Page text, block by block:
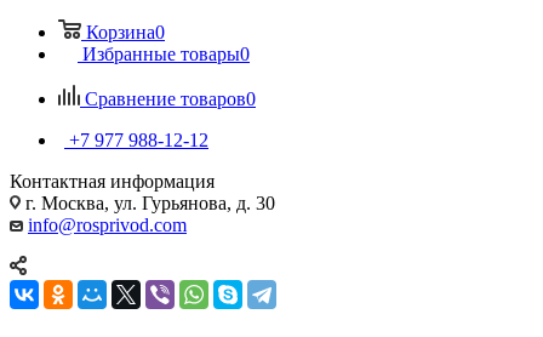
Корзина0
Избранные товары0
Сравнение товаров0
+7 977 988-12-12
Контактная информация
г. Москва, ул. Гурьянова, д. 30
info@rosprivod.com